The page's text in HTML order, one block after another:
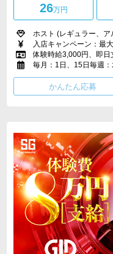
26万円
ホスト (レギュラー、ア
入店キャンペーン：最
体験時給3,000円、即日